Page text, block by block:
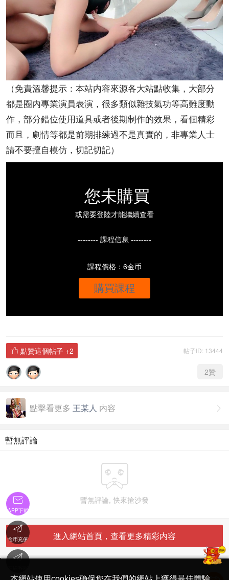
（免責溫馨提示：本站内容來源各大站點收集，大部分
都是圈内專業演員表演，很多類似雜技氣功等高難度動
作，部分錯位使用道具或者後期制作的效果，看個精彩
而且，劇情等都是前期排練過不是真實的，非專業人士
請不要擅自模仿，切記切記）
您未購買
或需要登陸才能繼續查看
-------- 課程信息 --------
課程價格：6金币
購買課程
帖子ID: 13444
 點贊這個帖子 +2
2贊

點擊看更多 王某人 内容
暫無評論

暫無評論, 快來搶沙發
進入網站首頁，查看更多精彩内容
'
简体中文版

APP下載

金币充值
